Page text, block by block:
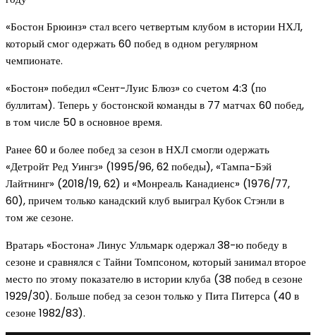
«Бостон Брюинз» стал всего четвертым клубом в истории НХЛ,
который смог одержать 60 побед в одном регулярном
чемпионате.
«Бостон» победил «Сент-Луис Блюз» со счетом 4:3 (по
буллитам). Теперь у бостонской команды в 77 матчах 60 побед,
в том числе 50 в основное время.
Ранее 60 и более побед за сезон в НХЛ смогли одержать
«Детройт Ред Уингз» (1995/96, 62 победы), «Тампа-Бэй
Лайтнинг» (2018/19, 62) и «Монреаль Канадиенс» (1976/77,
60), причем только канадский клуб выиграл Кубок Стэнли в
том же сезоне.
Вратарь «Бостона» Линус Улльмарк одержал 38-ю победу в
сезоне и сравнялся с Тайни Томпсоном, который занимал второе
место по этому показателю в истории клуба (38 побед в сезоне
1929/30). Больше побед за сезон только у Пита Питерса (40 в
сезоне 1982/83).